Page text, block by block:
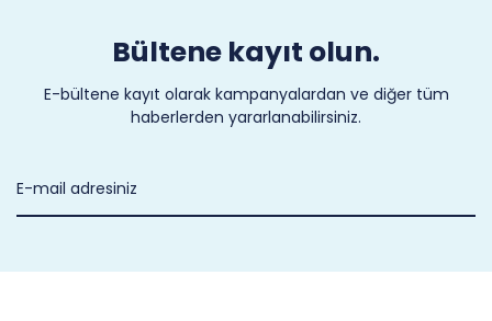
Bültene kayıt olun.
E-bültene kayıt olarak kampanyalardan ve diğer tüm
haberlerden yararlanabilirsiniz.